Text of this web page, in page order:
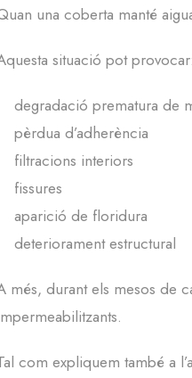
una coberta manté
situació pot provocar:
degradació prematura de
pèrdua d’adherència
filtracions interiors
fissures
aparició de floridura
deteriorament estructural
més, durant els mesos de
com expliquem també a